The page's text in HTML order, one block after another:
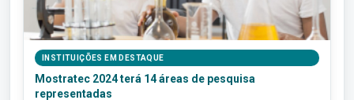
INSTITUIÇÕES EM DESTAQUE
Mostratec 2024 terá 14 áreas de pesquisa
representadas